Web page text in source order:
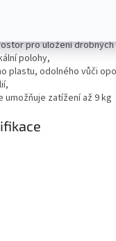
a snižuje únavu řidiče,
pro uložení
polohy,
plastu, odolného vůči
umožňuje zatížení až 9 kg